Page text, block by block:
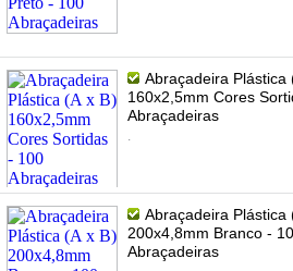
Abraçadeira Plástica
160x2,5mm Cores
Abraçadeiras
.
Abraçadeira Plástica
200x4,8mm Branco -
Abraçadeiras